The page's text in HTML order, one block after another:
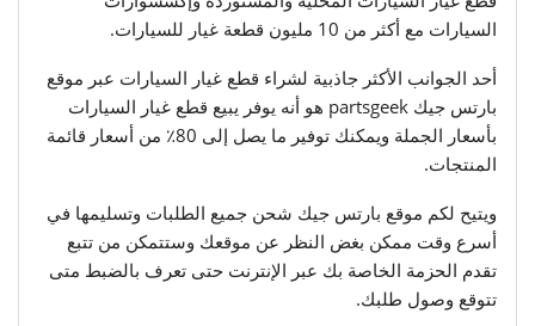
السيارات مع أكثر من 10 مليون قطعة غيار للسيارات.
أحد الجوانب الأكثر جاذبية لشراء قطع غيار السيارات عبر موقع
بارتس جيك partsgeek هو أنه يوفر يبيع قطع غيار السيارات
بأسعار الجملة ويمكنك توفير ما يصل إلى 80٪ من أسعار قائمة
المنتجات.
ويتيح لكم موقع بارتس جيك شحن جميع الطلبات وتسليمها في
أسرع وقت ممكن بغض النظر عن موقعك وستتمكن من تتبع
تقدم الحزمة الخاصة بك عبر الإنترنت حتى تعرف بالضبط متى
تتوقع وصول طلبك.